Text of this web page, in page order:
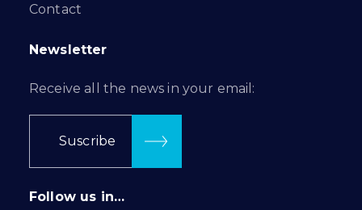
Contact
Newsletter
Receive all the news in your email:
Suscribe
Follow us in…